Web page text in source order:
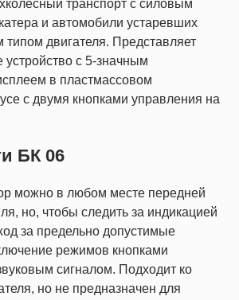
транспорт с силовым
и автомобили устаревших
двигателя. Представляет
с 5-значным
в пластмассовом
с двумя кнопками управления на
БК 06
можно в любом месте передней
но, чтобы следить за индикацией
за предельно допустимые
режимов кнопками
сигналом. Подходит ко
но не предназначен для